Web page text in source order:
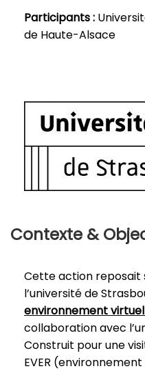
Participants :
de Haute-Alsace
Contexte &
Cette action reposait
l’université de
environnement
collaboration avec
Construit pour une
EVER